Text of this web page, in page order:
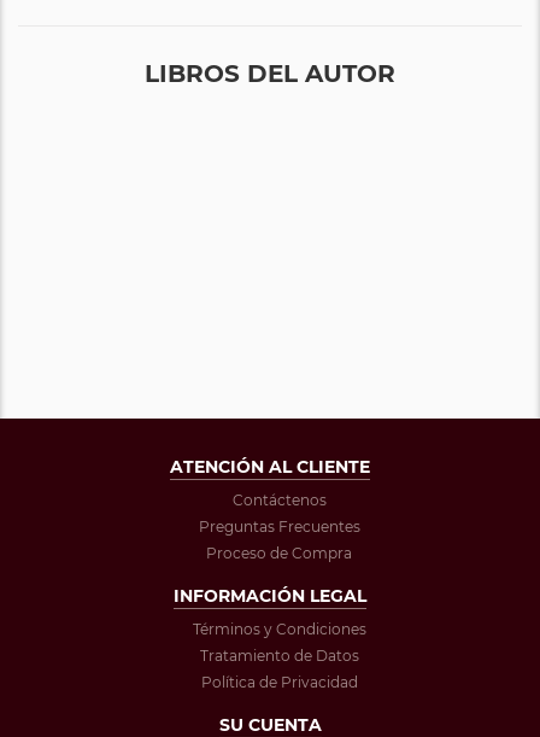
LIBROS DEL AUTOR
ATENCIÓN AL CLIENTE
Contáctenos
Preguntas Frecuentes
Proceso de Compra
INFORMACIÓN LEGAL
Términos y Condiciones
Tratamiento de Datos
Política de Privacidad
SU CUENTA